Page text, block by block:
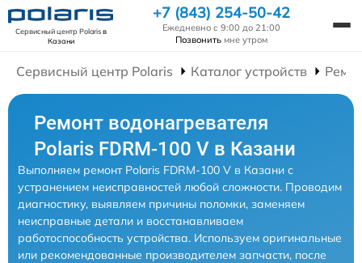
Сервисный центр Polarisв
Казани
+7 (843) 254-50-42
Ежедневно с 9:00 до 21:00
Позвонить мне утром
Сервисный центр Polaris Каталог устройств
Ремонт водонагревателя
Polaris FDRM-100 V в Казани
Выполняем ремонт Polaris FDRM-100 V в Казани с
устранением неисправностей любой сложности. Проводим
диагностику, выявляем причины поломки, заменяем
неисправные детали и восстанавливаем
работоспособность устройства. Используем оригинальные
или рекомендованные производителем запчасти, после